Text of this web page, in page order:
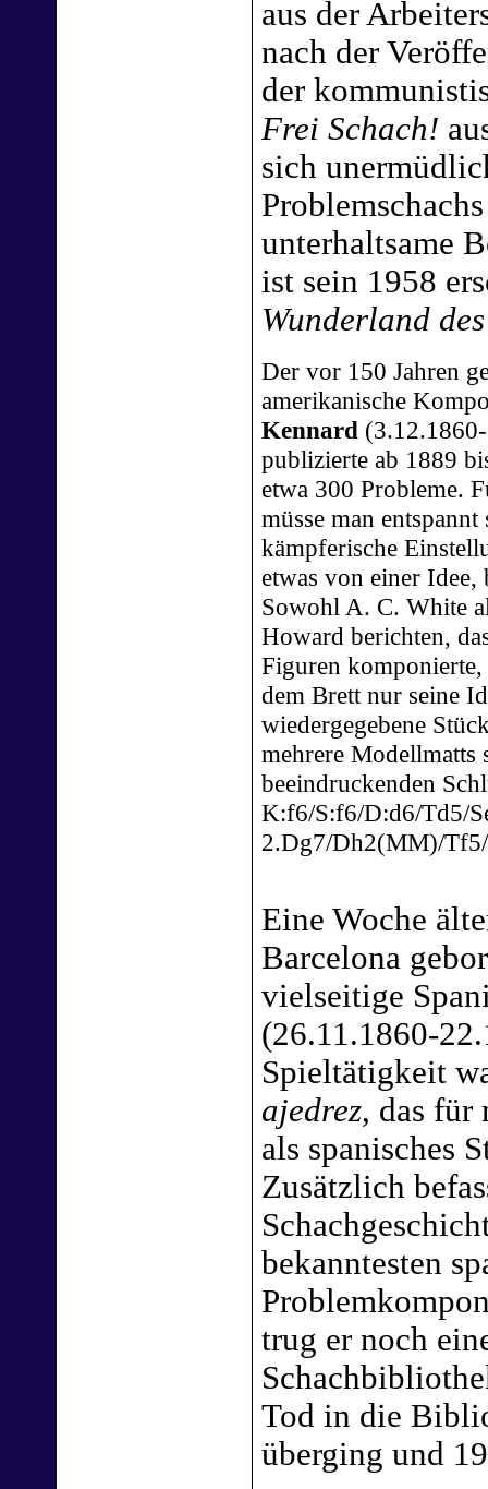
aus der
nach der
der
Frei Schach!
sich
unterhaltsame
ist sein 1958
Wunderland
Der vor 150 Jahren
amerikanische
Kennard
publizierte ab 1889
etwa 300 Probleme.
müsse man
kämpferische
etwas von einer Idee,
Sowohl A. C. White
Howard berichten,
Figuren
dem Brett nur seine
wiedergegebene
mehrere Modellmatts
beeindruckenden
K:f6/S:f6/D:d6/Td5/
2.Dg7/Dh2(MM)/
Eine Woche
Barcelona
vielseitige
(26.11.1860-
Spieltätigkeit
ajedrez, das für
als spanisches
Zusätzlich
bekanntesten
trug er noch
Tod in die
überging und